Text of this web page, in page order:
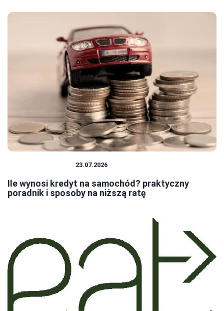
23.07.2026
Ile wynosi kredyt na samochód? praktyczny
poradnik i sposoby na niższą ratę